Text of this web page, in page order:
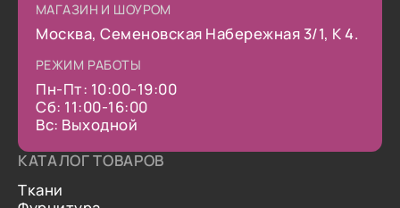
МАГАЗИН И ШОУРОМ
Москва, Семеновская Набережная 3/1, К 4.
РЕЖИМ РАБОТЫ
Пн-Пт: 10:00-19:00
Сб: 11:00-16:00
Вс: Выходной
КАТАЛОГ ТОВАРОВ
Ткани